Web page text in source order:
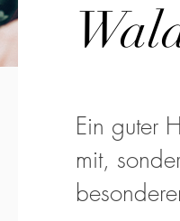
Ein guter
mit,